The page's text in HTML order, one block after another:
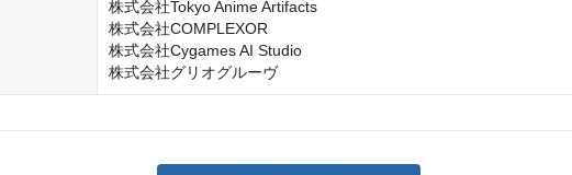
株式会社Tokyo Anime Artifacts
株式会社COMPLEXOR
株式会社Cygames AI Studio
株式会社グリオグルーヴ